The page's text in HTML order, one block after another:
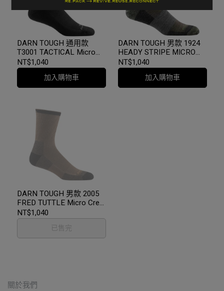
DARN TOUGH 通用款
T3001 TACTICAL Micro
Crew 運動羊毛襪 二色
NT$1,040
加入購物車
DARN TOUGH 男款 1924
HEADY STRIPE MICRO
CREW LIGHT CUSHION 登
山健行羊毛襪 二色
NT$1,040
加入購物車
DARN TOUGH 男款 2005
FRED TUTTLE Micro Crew
Midweight 登山健行羊毛襪
NT$1,040
已售完
關於我們